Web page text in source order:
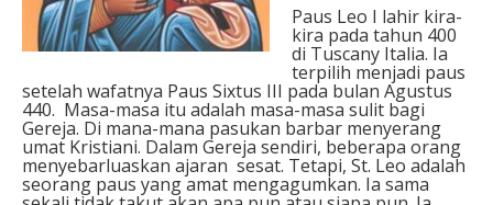
Paus Leo I lahir kira-
kira pada tahun 400
di Tuscany Italia. Ia
terpilih menjadi paus
setelah wafatnya Paus Sixtus III pada bulan Agustus
440. Masa-masa itu adalah masa-masa sulit bagi
Gereja. Di mana-mana pasukan barbar menyerang
umat Kristiani. Dalam Gereja sendiri, beberapa orang
menyebarluaskan ajaran sesat. Tetapi, St. Leo adalah
seorang paus yang amat mengagumkan. Ia sama